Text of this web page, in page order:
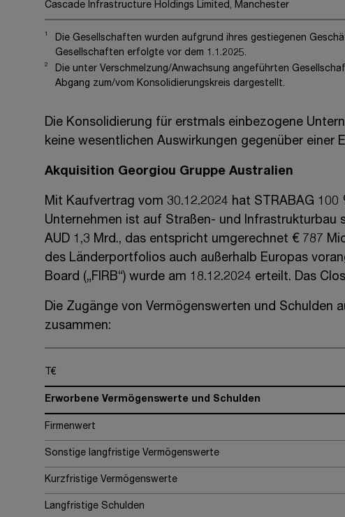
Cascade Infrastructure Holdings Limited, Manchester
1
Die Gesellschaften wurden aufgrund ihres gestiegenen
Gesellschaften erfolgte vor dem 1.1.2025.
2
Die unter Verschmelzung/Anwachsung angeführten
Abgang zum/vom Konsolidierungskreis dargestellt.
Die Konsolidierung für erstmals einbezogene
keine wesentlichen Auswirkungen gegenüber einer
Akquisition Georgiou Gruppe Australien
Mit Kaufvertrag vom 30.12.2024 hat STRABAG 100
Unternehmen ist auf Straßen- und
AUD 1,3 Mrd., das entspricht umgerechnet € 787
des Länderportfolios auch außerhalb Europas
Board („FIRB“) wurde am 18.12.2024 erteilt. Das
Die Zugänge von Vermögenswerten und Schulden
zusammen:
T€
Erworbene Vermögenswerte und Schulden
Firmenwert
Sonstige langfristige Vermögenswerte
Kurzfristige Vermögenswerte
Langfristige Schulden